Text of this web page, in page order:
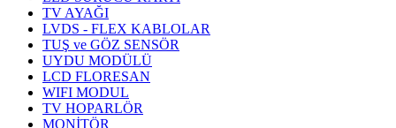
TV AYAĞI
LVDS - FLEX KABLOLAR
TUŞ ve GÖZ SENSÖR
UYDU MODÜLÜ
LCD FLORESAN
WIFI MODUL
TV HOPARLÖR
MONİTÖR